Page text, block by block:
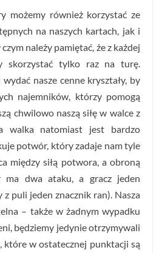
możemy również korzystać ze
na naszych kartach, jak i
należy pamiętać, że z każdej
skorzystać tylko raz na turę.
nasze cenne kryształy, by
najemników, którzy pomogą
chwilowo naszą siłę w walce z
walka natomiast jest bardzo
potwór, który zadaje nam tyle
między siłą potwora, a obroną
ma dwa ataku, a gracz jeden
puli jeden znacznik ran). Nasza
– także w żadnym wypadku
będziemy jedynie otrzymywali
które w ostatecznej punktacji są